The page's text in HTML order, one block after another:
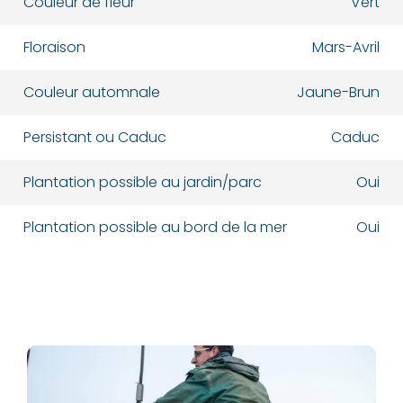
Floraison Mars-Avril
Couleur automnale Jaune-Brun
Persistant ou Caduc Caduc
Plantation possible au jardin/parc Oui
Plantation possible au bord de la mer Oui
E-mail:*
E-mail:*